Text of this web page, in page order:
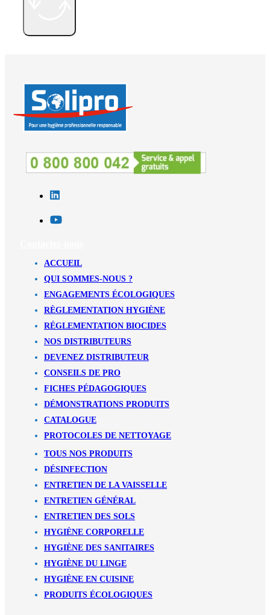
ACCUEIL
QUI SOMMES-NOUS ?
ENGAGEMENTS ÉCOLOGIQUES
RÈGLEMENTATION HYGIÈNE
RÉGLEMENTATION BIOCIDES
NOS DISTRIBUTEURS
DEVENEZ DISTRIBUTEUR
CONSEILS DE PRO
FICHES PÉDAGOGIQUES
DÉMONSTRATIONS PRODUITS
CATALOGUE
PROTOCOLES DE NETTOYAGE
TOUS NOS PRODUITS
DÉSINFECTION
ENTRETIEN DE LA VAISSELLE
ENTRETIEN GÉNÉRAL
ENTRETIEN DES SOLS
HYGIÈNE CORPORELLE
HYGIÈNE DES SANITAIRES
HYGIÈNE DU LINGE
HYGIÈNE EN CUISINE
PRODUITS ÉCOLOGIQUES